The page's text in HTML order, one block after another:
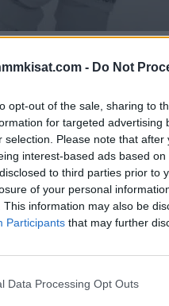
- Do Not
opt-out of the sale, sharing to
for targeted
selection. Please note that
interest-based ads based
to third parties prior to
of your personal
This information may also be
Participants that may further
Data Processing Opt Outs
finaaliuusinnalla
kortensa kekoon
kohtaamisella. Vaikka
16-vuotias debytanttiAron
median puolella
ja housuista liittyi
Keskiviikkona Kummola
esille.